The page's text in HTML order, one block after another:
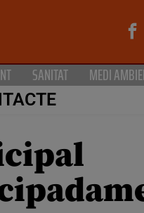
SANITAT MEDI